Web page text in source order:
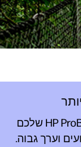
הגדירו את תצורות המעבד של ה-HP ProBook שלכם
וערך גבוה.